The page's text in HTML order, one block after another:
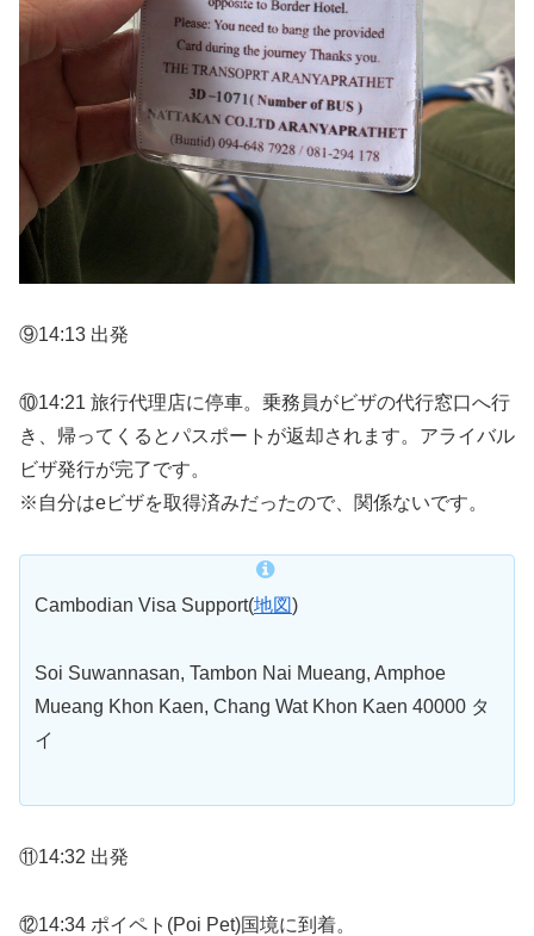
⑨14:13 出発
⑩14:21 旅行代理店に停車。乗務員がビザの代行窓口へ行
き、帰ってくるとパスポートが返却されます。アライバル
ビザ発行が完了です。
※自分はeビザを取得済みだったので、関係ないです。
Cambodian Visa Support(地図)
Soi Suwannasan, Tambon Nai Mueang, Amphoe
Mueang Khon Kaen, Chang Wat Khon Kaen 40000 タ
イ
⑪14:32 出発
⑫14:34 ポイペト(Poi Pet)国境に到着。